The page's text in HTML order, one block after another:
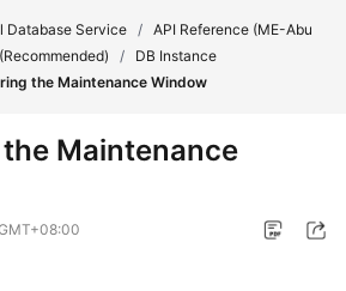
Database Service / API Reference (ME-Abu
/
DB Instance
the Maintenance Window
Maintenance